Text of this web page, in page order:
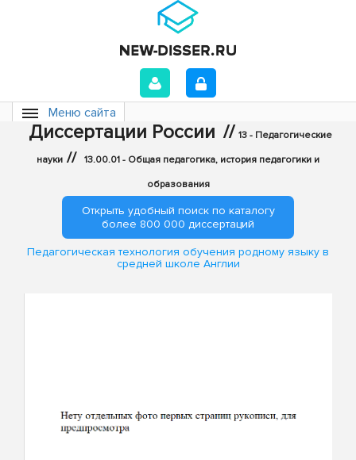
Меню сайта
Диссертации России // 13 - Педагогические
науки // 13.00.01 - Общая педагогика, история педагогики и
образования
Открыть удобный поиск по каталогу
более 800 000 диссертаций
Педагогическая технология обучения родному языку в
средней школе Англии